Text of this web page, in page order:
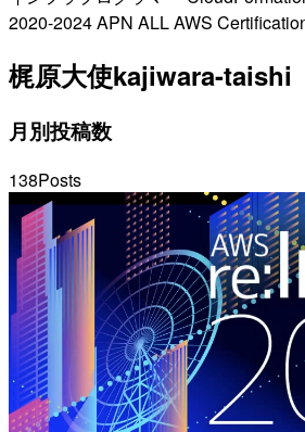
2020-2024 APN ALL AWS
梶原大使kajiwara-taishi
月別投稿数
138Posts